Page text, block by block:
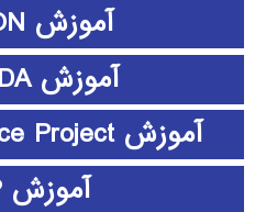
آموزش LUMION
آموزش MAXQDA
آموزش Microsoft Office Project
آموزش PHP